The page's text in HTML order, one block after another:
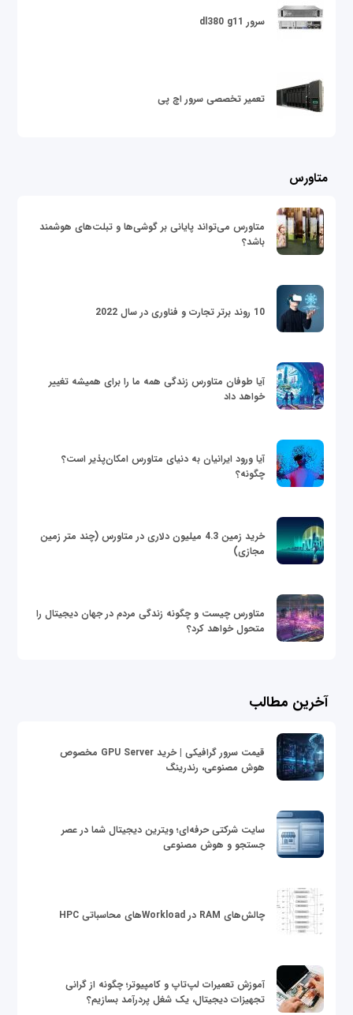
سرور dl380 g11
تعمیر تخصصی سرور اچ پی
متاورس
متاورس می‌تواند پایانی بر گوشی‌ها و تبلت‌های هوشمند
باشد؟
10 روند برتر تجارت و فناوری در سال 2022
آیا طوفان متاورس زندگی همه ما را برای همیشه تغییر
خواهد داد
آیا ورود ایرانیان به دنیای متاورس امکان‌پذیر است؟
چگونه؟
خرید زمین 4.3 میلیون دلاری در متاورس (چند متر زمین
مجازی)
متاورس چیست و چگونه زندگی مردم در جهان دیجیتال را
متحول خواهد کرد؟
آخرین مطالب
قیمت سرور گرافیکی | خرید GPU Server مخصوص
هوش مصنوعی، رندرینگ
سایت شرکتی حرفه‌ای؛ ویترین دیجیتال شما در عصر
جستجو و هوش مصنوعی
چالش‌های RAM در Workloadهای محاسباتی HPC
آموزش تعمیرات لپ‌تاپ و کامپیوتر؛ چگونه از گرانی
تجهیزات دیجیتال، یک شغل پردرآمد بسازیم؟